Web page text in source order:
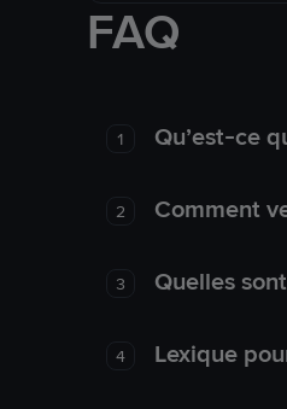
FAQ
1 Qu’est-ce
2 Comment
3 Quelles
4 Lexique